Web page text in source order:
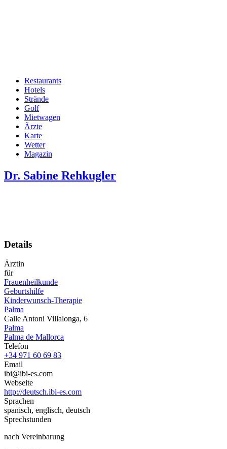
Hauptnavigation
Restaurants
Hotels
Strände
Golf
Mietwagen
Ärzte
Karte
Wetter
Magazin
Dr. Sabine Rehkugler
Details
Ärztin
für
Frauenheilkunde
Geburtshilfe
Kinderwunsch-Therapie
Palma
Calle Antoni Villalonga, 6
Palma
Palma de Mallorca
Telefon
+34 971 60 69 83
Email
ibi@ibi-es.com
Webseite
http://deutsch.ibi-es.com
Sprachen
spanisch, englisch, deutsch
Sprechstunden
nach Vereinbarung